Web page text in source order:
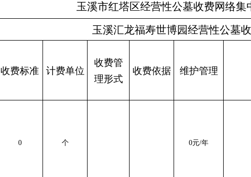
玉溪市红塔区经营性公墓收费网络集
玉溪汇龙福寿世博园经营性公墓
收费标准 计费单位
收费管
理形式
收费依据 维护管理
0 个 0元/年